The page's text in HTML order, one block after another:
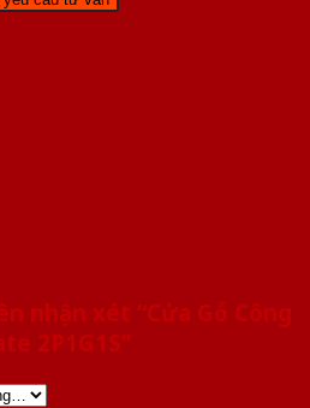
nhận xét “Cửa Gỗ Công
2P1G1S”